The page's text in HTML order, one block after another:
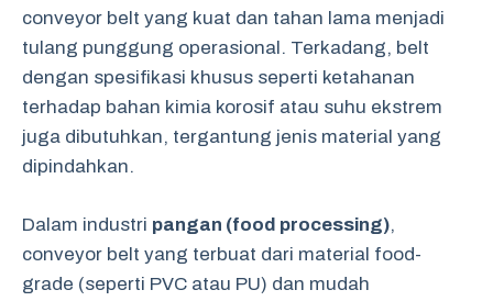
conveyor belt yang kuat dan tahan lama menjadi
tulang punggung operasional. Terkadang, belt
dengan spesifikasi khusus seperti ketahanan
terhadap bahan kimia korosif atau suhu ekstrem
juga dibutuhkan, tergantung jenis material yang
dipindahkan.
Dalam industri pangan (food processing),
conveyor belt yang terbuat dari material food-
grade (seperti PVC atau PU) dan mudah